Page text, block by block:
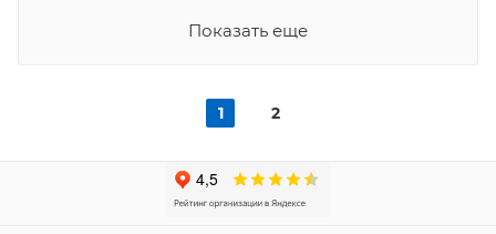
Показать еще
1 2